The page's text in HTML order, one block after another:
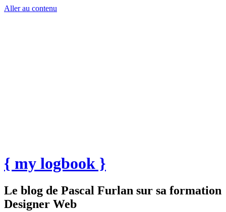
Aller au contenu
{ my logbook }
Le blog de Pascal Furlan sur sa formation
Designer Web